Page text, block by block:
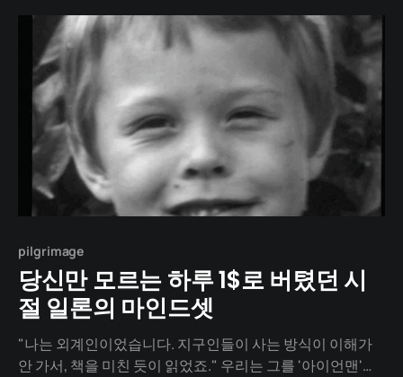
pilgrimage
당신만 모르는 하루 1$로 버텼던 시
절 일론의 마인드셋
"나는 외계인이었습니다. 지구인들이 사는 방식이 이해가
안 가서, 책을 미친 듯이 읽었죠." 우리는 그를 '아이언맨'이